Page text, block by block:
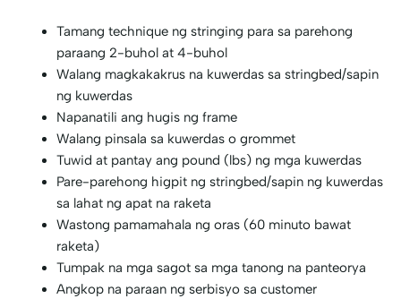
Tamang technique ng stringing para sa parehong
paraang 2-buhol at 4-buhol
Walang magkakakrus na kuwerdas sa stringbed/sapin
ng kuwerdas
Napanatili ang hugis ng frame
Walang pinsala sa kuwerdas o grommet
Tuwid at pantay ang pound (lbs) ng mga kuwerdas
Pare-parehong higpit ng stringbed/sapin ng kuwerdas
sa lahat ng apat na raketa
Wastong pamamahala ng oras (60 minuto bawat
raketa)
Tumpak na mga sagot sa mga tanong na panteorya
Angkop na paraan ng serbisyo sa customer